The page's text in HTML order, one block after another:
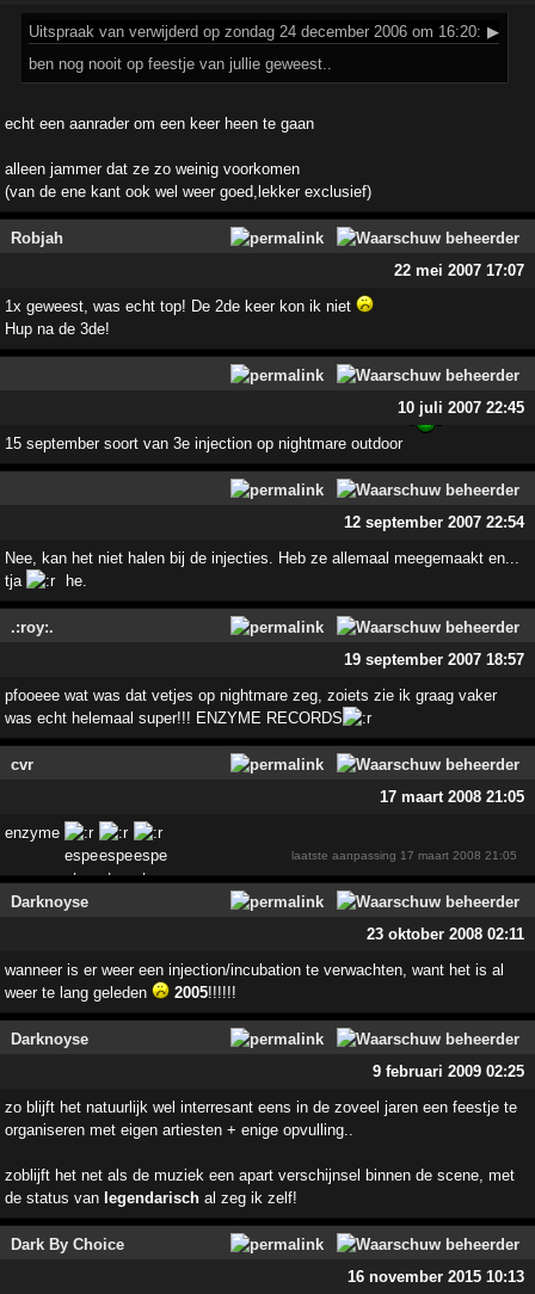
Uitspraak van verwijderd op zondag 24 december 2006 om 16:20: ▶
ben nog nooit op feestje van jullie geweest..
echt een aanrader om een keer heen te gaan
alleen jammer dat ze zo weinig voorkomen
(van de ene kant ook wel weer goed,lekker exclusief)
Robjah
22 mei 2007 17:07
1x geweest, was echt top! De 2de keer kon ik niet
Hup na de 3de!
10 juli 2007 22:45
15 september soort van 3e injection op nightmare outdoor
12 september 2007 22:54
Nee, kan het niet halen bij de injecties. Heb ze allemaal meegemaakt en...
tja
he.
.:roy:.
19 september 2007 18:57
pfooeee wat was dat vetjes op nightmare zeg, zoiets zie ik graag vaker
was echt helemaal super!!! ENZYME RECORDS
cvr
17 maart 2008 21:05
enzyme
laatste aanpassing 17 maart 2008 21:05
Darknoyse
23 oktober 2008 02:11
wanneer is er weer een injection/incubation te verwachten, want het is al
weer te lang geleden
2005!!!!!!
Darknoyse
9 februari 2009 02:25
zo blijft het natuurlijk wel interresant eens in de zoveel jaren een feestje te
organiseren met eigen artiesten + enige opvulling..
zoblijft het net als de muziek een apart verschijnsel binnen de scene, met
de status van legendarischal zeg ik zelf!
Dark By Choice
16 november 2015 10:13